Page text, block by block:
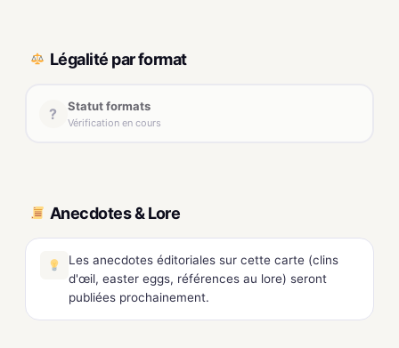
Légalité par format
? Statut formats
Vérification en cours
Anecdotes & Lore
Les anecdotes éditoriales sur cette carte (clins
d'œil, easter eggs, références au lore) seront
publiées prochainement.